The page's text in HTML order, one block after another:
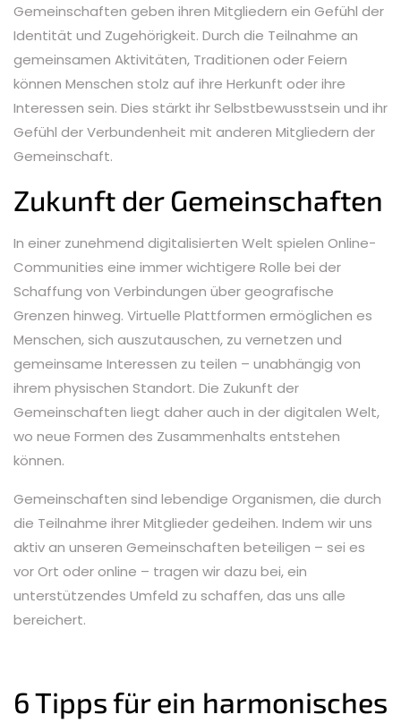
Gemeinschaften geben ihren Mitgliedern ein Gefühl der
Identität und Zugehörigkeit. Durch die Teilnahme an
gemeinsamen Aktivitäten, Traditionen oder Feiern
können Menschen stolz auf ihre Herkunft oder ihre
Interessen sein. Dies stärkt ihr Selbstbewusstsein und ihr
Gefühl der Verbundenheit mit anderen Mitgliedern der
Gemeinschaft.
Zukunft der Gemeinschaften
In einer zunehmend digitalisierten Welt spielen Online-
Communities eine immer wichtigere Rolle bei der
Schaffung von Verbindungen über geografische
Grenzen hinweg. Virtuelle Plattformen ermöglichen es
Menschen, sich auszutauschen, zu vernetzen und
gemeinsame Interessen zu teilen – unabhängig von
ihrem physischen Standort. Die Zukunft der
Gemeinschaften liegt daher auch in der digitalen Welt,
wo neue Formen des Zusammenhalts entstehen
können.
Gemeinschaften sind lebendige Organismen, die durch
die Teilnahme ihrer Mitglieder gedeihen. Indem wir uns
aktiv an unseren Gemeinschaften beteiligen – sei es
vor Ort oder online – tragen wir dazu bei, ein
unterstützendes Umfeld zu schaffen, das uns alle
bereichert.
6 Tipps für ein harmonisches